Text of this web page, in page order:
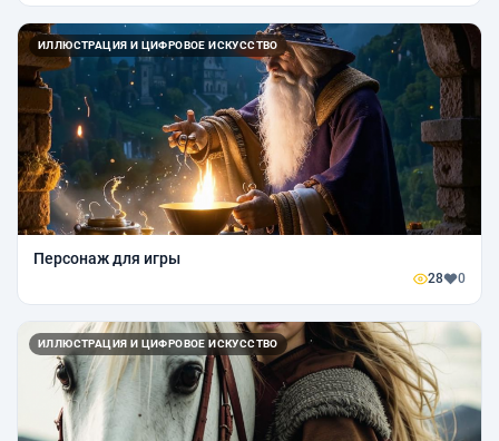
ИЛЛЮСТРАЦИЯ И ЦИФРОВОЕ ИСКУССТВО
Персонаж для игры
28 0
ИЛЛЮСТРАЦИЯ И ЦИФРОВОЕ ИСКУССТВО